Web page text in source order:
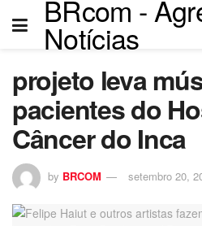
panel
panel
paketleri
BRcom -
Notícias
projeto leva
pacientes do
Câncer do Inca
by BRCOM setembro 20,